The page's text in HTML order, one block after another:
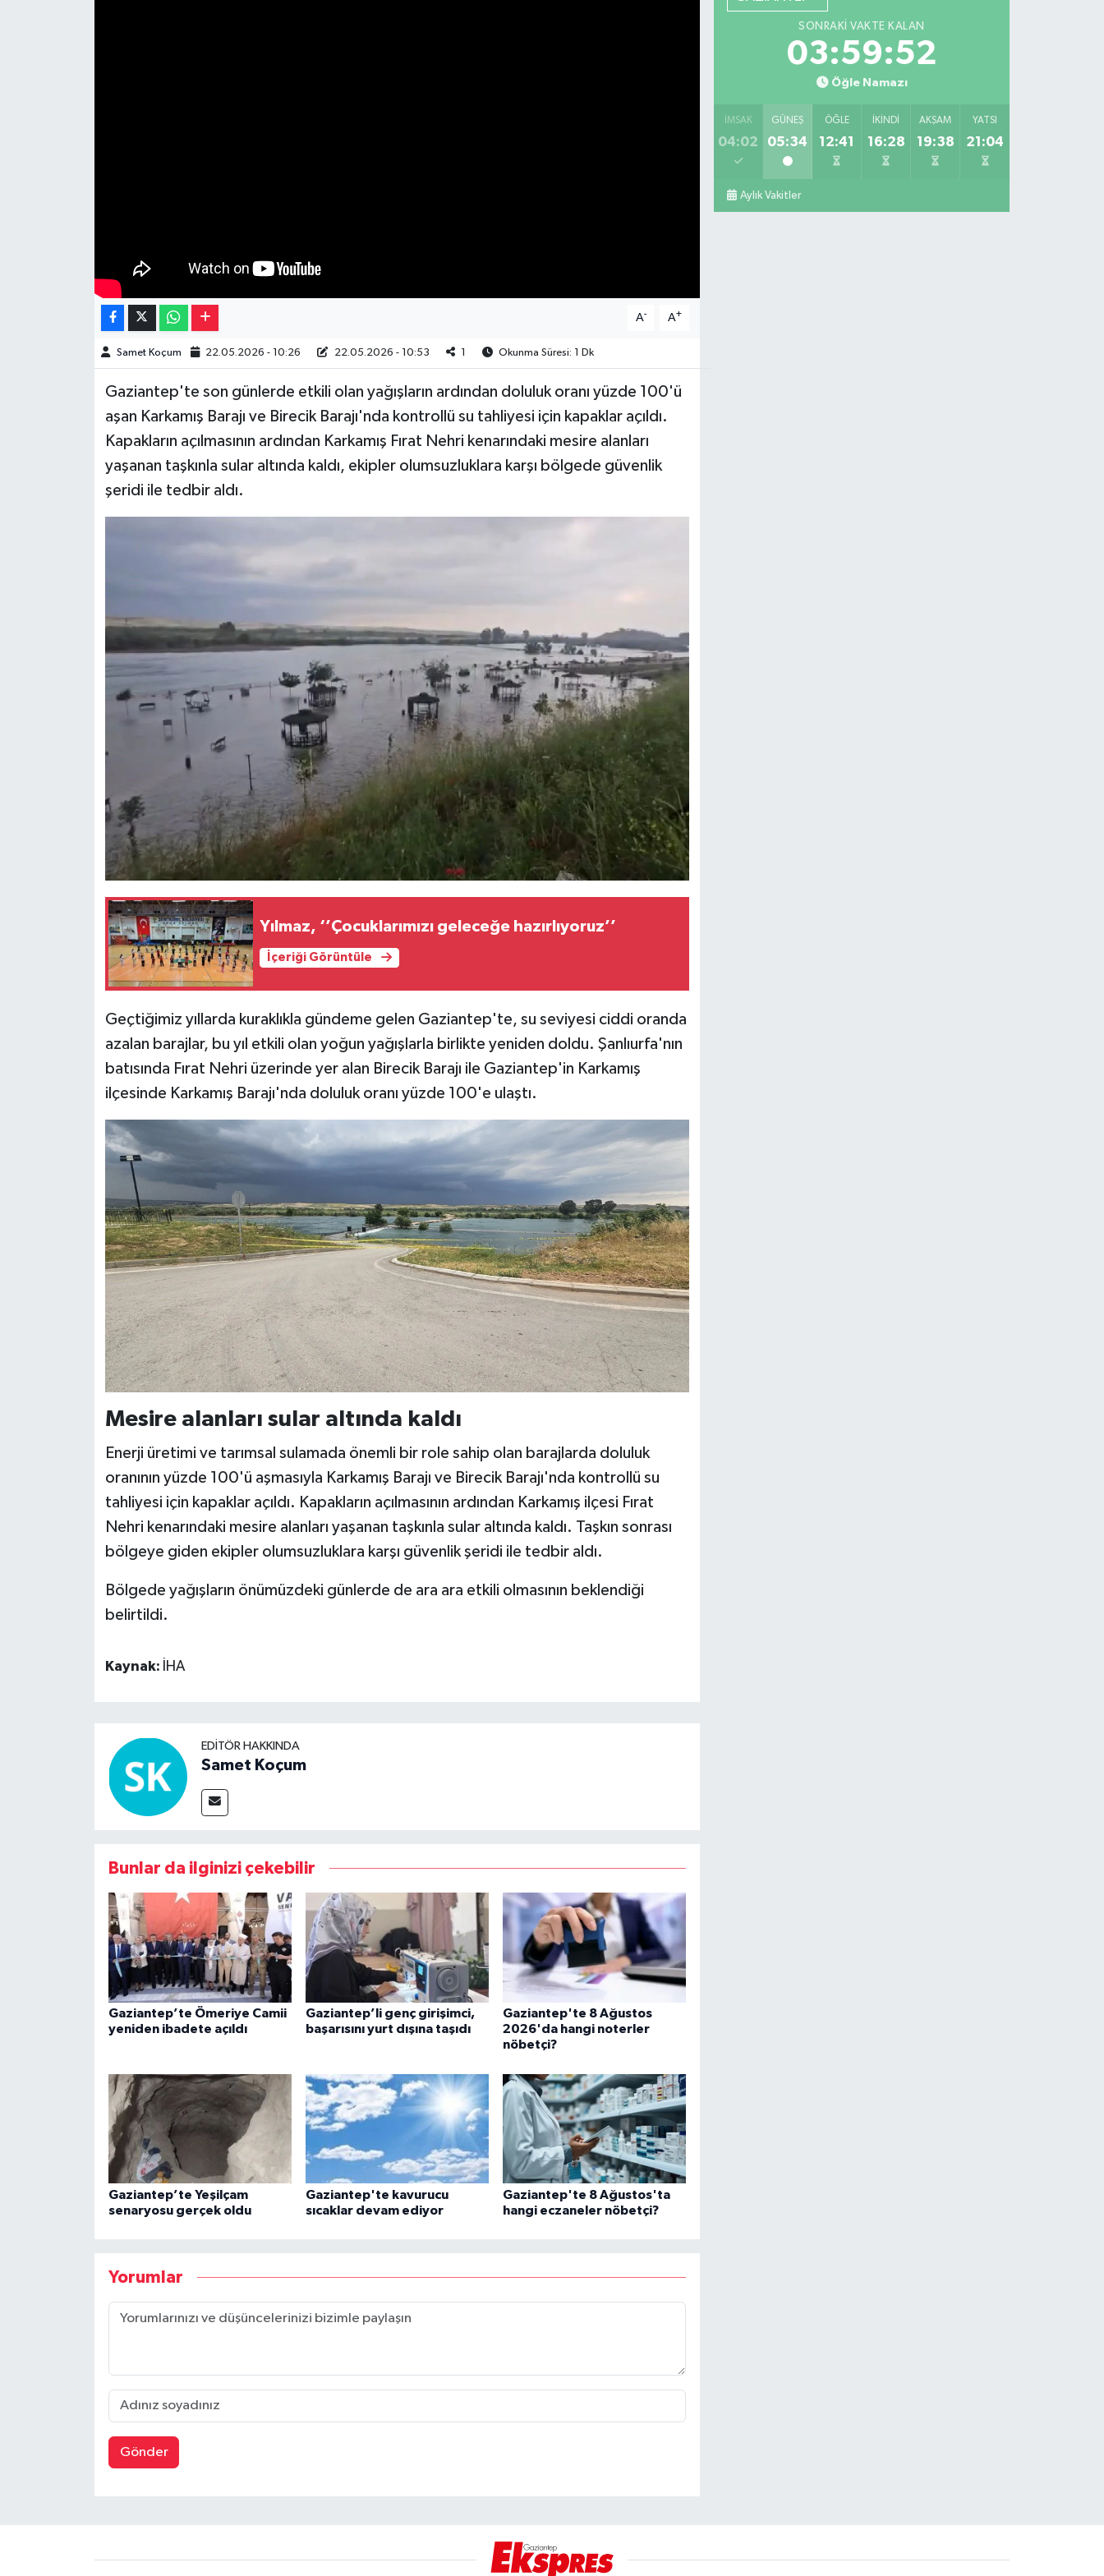
A- A+
Samet Koçum 22.05.2026 - 10:26 22.05.2026 - 10:53 Okunma Süresi: 1 Dk
Gaziantep'te son günlerde etkili olan yağışların ardından doluluk oranı yüzde 100'ü
aşan Karkamış Barajı ve Birecik Barajı'nda kontrollü su tahliyesi için kapaklar açıldı.
Kapakların açılmasının ardından Karkamış Fırat Nehri kenarındaki mesire alanları
yaşanan taşkınla sular altında kaldı, ekipler olumsuzluklara karşı bölgede güvenlik
şeridi ile tedbir aldı.
Yılmaz, ‘’Çocuklarımızı geleceğe hazırlıyoruz’’
İçeriği Görüntüle
Geçtiğimiz yıllarda kuraklıkla gündeme gelen Gaziantep'te, su seviyesi ciddi oranda
azalan barajlar, bu yıl etkili olan yoğun yağışlarla birlikte yeniden doldu. Şanlıurfa'nın
batısında Fırat Nehri üzerinde yer alan Birecik Barajı ile Gaziantep'in Karkamış
ilçesinde Karkamış Barajı'nda doluluk oranı yüzde 100'e ulaştı.
Mesire alanları sular altında kaldı
Enerji üretimi ve tarımsal sulamada önemli bir role sahip olan barajlarda doluluk
oranının yüzde 100'ü aşmasıyla Karkamış Barajı ve Birecik Barajı'nda kontrollü su
tahliyesi için kapaklar açıldı. Kapakların açılmasının ardından Karkamış ilçesi Fırat
Nehri kenarındaki mesire alanları yaşanan taşkınla sular altında kaldı. Taşkın sonrası
bölgeye giden ekipler olumsuzluklara karşı güvenlik şeridi ile tedbir aldı.
Bölgede yağışların önümüzdeki günlerde de ara ara etkili olmasının beklendiği
belirtildi.
Kaynak: İHA
EDITÖR HAKKINDA
Samet Koçum
Bunlar da ilginizi çekebilir
Gaziantep’te Ömeriye Camii
yeniden ibadete açıldı
Gaziantep’li genç girişimci,
başarısını yurt dışına taşıdı
Gaziantep'te 8 Ağustos
2026'da hangi noterler
nöbetçi?
Gaziantep’te Yeşilçam
senaryosu gerçek oldu
Gaziantep'te kavurucu
sıcaklar devam ediyor
Gaziantep'te 8 Ağustos'ta
hangi eczaneler nöbetçi?
Yorumlar
Gönder
SONRAKI VAKTE KALAN
03:59:51
Öğle Namazı
İMSAK
04:02
GÜNEŞ
05:34
ÖĞLE
12:41
İKINDI
16:28
AKŞAM
19:38
YATSI
21:04
Aylık Vakitler
Yeme-İçme